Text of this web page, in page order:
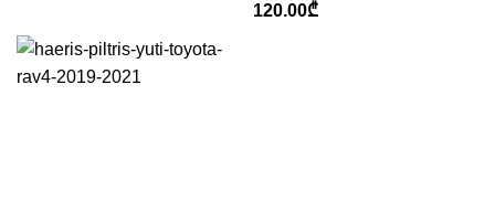
120.00₾